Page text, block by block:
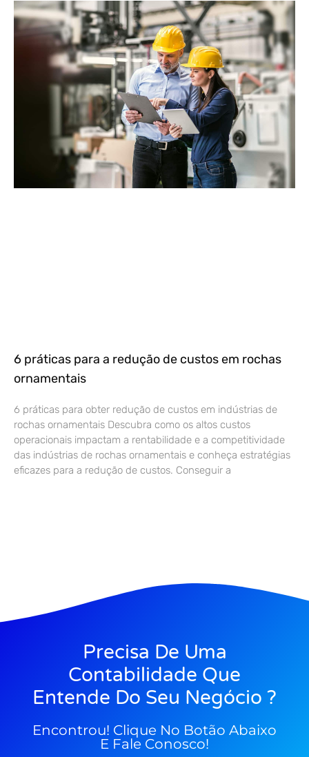
6 práticas para a redução de custos em rochas
ornamentais
6 práticas para obter redução de custos em indústrias de
rochas ornamentais Descubra como os altos custos
operacionais impactam a rentabilidade e a competitividade
das indústrias de rochas ornamentais e conheça estratégias
eficazes para a redução de custos. Conseguir a
Precisa De Uma
Contabilidade Que
Entende Do Seu Negócio ?
Encontrou! Clique No Botão Abaixo
E Fale Conosco!